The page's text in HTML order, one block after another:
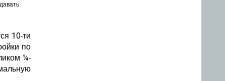
10-ти
по
¼-